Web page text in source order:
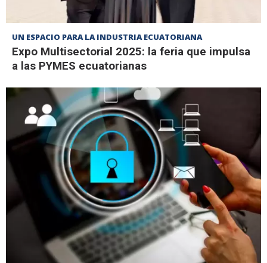
UN ESPACIO PARA LA INDUSTRIA ECUATORIANA
Expo Multisectorial 2025: la feria que impulsa
a las PYMES ecuatorianas